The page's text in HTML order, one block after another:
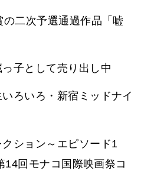
二次予選通過作品「嘘
子として売り出し中
ろいろ・新宿ミッドナイ
クション～エピソード1
14回モナコ国際映画祭コ